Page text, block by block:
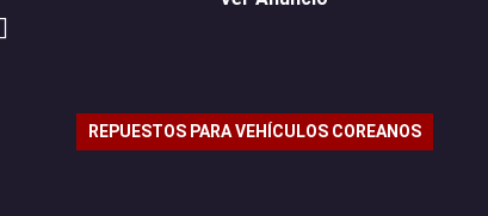
REPUESTOS PARA VEHÍCULOS COREANOS